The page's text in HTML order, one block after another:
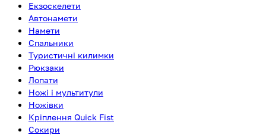
Екзоскелети
Автонамети
Намети
Спальники
Туристичні килимки
Рюкзаки
Лопати
Ножі і мультитули
Ножівки
Кріплення Quick Fist
Сокири